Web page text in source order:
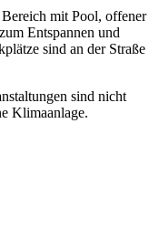
mit Pool, offener
Entspannen und
sind an der Straße
sind nicht
Klimaanlage.